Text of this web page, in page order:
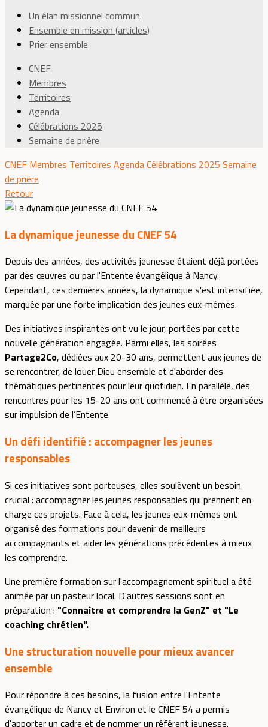
Un élan missionnel commun
Ensemble en mission (articles)
Prier ensemble
CNEF
Membres
Territoires
Agenda
Célébrations 2025
Semaine de prière
CNEF Membres Territoires AgendaCélébrations 2025 Semaine
de prière
Retour
La dynamique jeunesse du CNEF 54
Depuis des années, des activités jeunesse étaient déjà portées
par des œuvres ou par l'Entente évangélique à Nancy.
Cependant, ces dernières années, la dynamique s'est intensifiée,
marquée par une forte implication des jeunes eux-mêmes.
Des initiatives inspirantes ont vu le jour, portées par cette
nouvelle génération engagée. Parmi elles, les soirées
Partage2Co, dédiées aux 20-30 ans, permettent aux jeunes de
se rencontrer, de louer Dieu ensemble et d'aborder des
thématiques pertinentes pour leur quotidien. En parallèle, des
rencontres pour les 15-20 ans ont commencé à être organisées
sur impulsion de l’Entente.
Un défi identifié : accompagner les jeunes
responsables
Si ces initiatives sont porteuses, elles soulèvent un besoin
crucial : accompagner les jeunes responsables qui prennent en
charge ces projets. Face à cela, les jeunes eux-mêmes ont
organisé des formations pour devenir de meilleurs
accompagnants et aider les générations précédentes à mieux
les comprendre.
Une première formation sur l'accompagnement spirituel a été
animée par un pasteur local. D'autres sessions sont en
préparation : "Connaître et comprendre la GenZ" et "Le
coaching chrétien".
Une structuration nouvelle pour mieux avancer
ensemble
Pour répondre à ces besoins, la fusion entre l'Entente
évangélique de Nancy et Environ et le CNEF 54 a permis
d'apporter un cadre et de nommer un référent jeunesse.